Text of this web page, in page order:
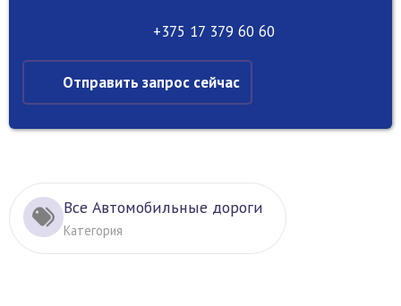
+375 17 379 60 60
Отправить запрос сейчас
Все Автомобильные дороги
Категория